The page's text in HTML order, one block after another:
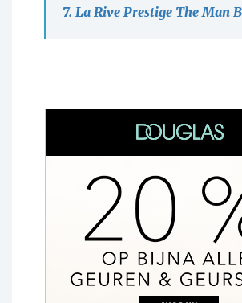
7. La Rive Prestige The Man